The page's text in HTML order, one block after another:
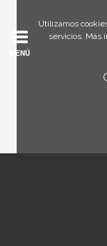
Utilizamos
servicios. Más
MENÚ